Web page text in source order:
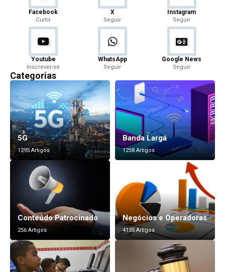
Facebook
Curtir
X
Seguir
Instagram
Seguir
Youtube
Inscrever-se
WhatsApp
Seguir
Google News
Seguir
Categorias
5G
1295 Artigos
Banda Larga
1258 Artigos
Conteúdo Patrocinado
256 Artigos
Negócios e Operadoras
4135 Artigos